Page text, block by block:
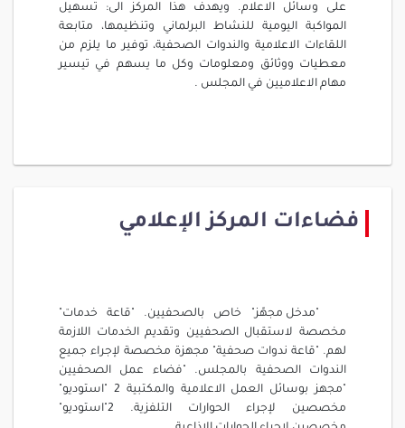
على وسائل الاعلام. ويهدف هذا المركز الى: تسهيل
المواكبة اليومية للنشاط البرلماني وتنظيمها، متابعة
اللقاءات الاعلامية والندوات الصحفية، توفير ما يلزم من
معطيات ووثائق ومعلومات وكل ما يسهم في تيسير
مهام الاعلاميين في المجلس .
فضاءات المركز الإعلامي
"مدخل مجهّز" خاص بالصحفيين. "قاعة خدمات"
مخصصة لاستقبال الصحفيين وتقديم الخدمات اللازمة
لهم. "قاعة ندوات صحفية" مجهزة مخصصة لإجراء جميع
الندوات الصحفية بالمجلس. "فضاء عمل الصحفيين
"مجهز بوسائل العمل الاعلامية والمكتبية 2 "استوديو"
مخصصين لإجراء الحوارات التلفزية. 2"استوديو"